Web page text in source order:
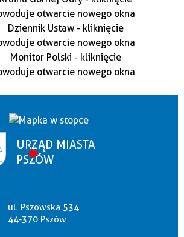
URZĄD MIASTA
PSZÓW
ul. Pszowska 534
44-370 Pszów